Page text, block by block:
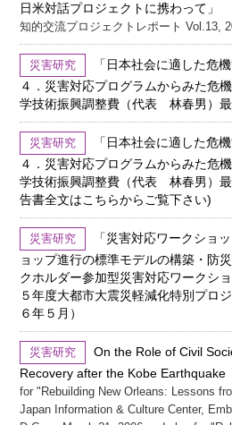
日米対話プロジェクトに携わって」
知的交流プロジェクトレポート Vol.13,
災害研究
「日本社会に適した危
４．災害対応プログラムからみた危
学技術振興調整費（代表 林春男）
災害研究
「日本社会に適した危
４．災害対応プログラムからみた危
学技術振興調整費（代表 林春男）
告書全文はこちらからご覧下さい)
災害研究
「災害対応ワークショ
ョップ進行の標準モデルの構築・防
クホルダー参加型災害対応ワークシ
５年度大都市大震災軽減化特別プロ
６年５月）
災害研究
On the Role of Civil
Recovery after the Kobe Earthquake
for "Rebuilding New Orleans: Lessons
Japan Information & Culture Center,